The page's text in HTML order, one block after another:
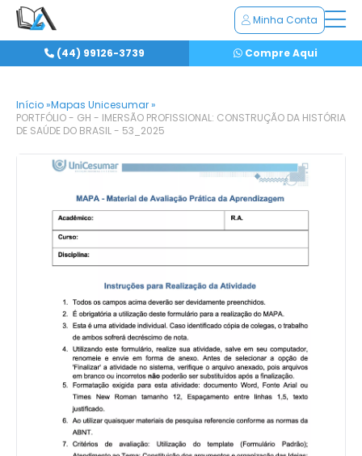
Minha Conta
(44) 99126-3739 Compre Aqui
Início »Mapas Unicesumar »
PORTFÓLIO - GH - IMERSÃO PROFISSIONAL: CONSTRUÇÃO DA HISTÓRIA
DE SAÚDE DO BRASIL - 53_2025